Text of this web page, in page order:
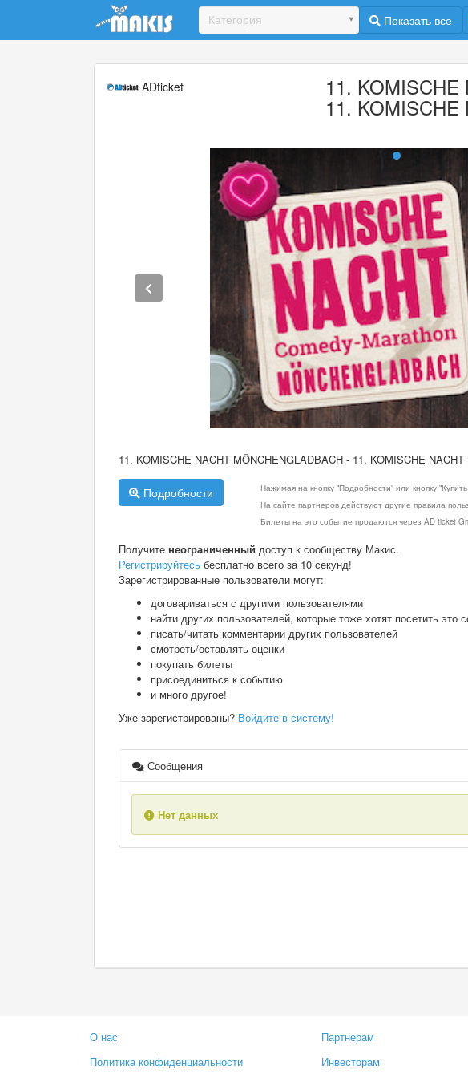
Update cookies preferences
Категория Показать все
ADticket 11. KOMISCHE
11. KOMISCHE
11. KOMISCHE NACHT MÖNCHENGLADBACH - 11. KOMISCHE
Подробности
Нажимая на кнопку "Подробности" или кнопку
На сайте партнеров действуют другие правила
Билеты на это событие продаются через AD ticket
Получите неограниченный доступ к сообществу Макис.
Регистрируйтесь бесплатно всего за 10 секунд!
Зарегистрированные пользователи могут:
договариваться с другими пользователями
найти других пользователей, которые тоже хотят посетить это
писать/читать комментарии других пользователей
смотреть/оставлять оценки
покупать билеты
присоединиться к событию
и много другое!
Уже зарегистрированы? Войдите в систему!
Сообщения
Нет данных
О нас
Политика конфиденциальности
Партнерам
Инвесторам